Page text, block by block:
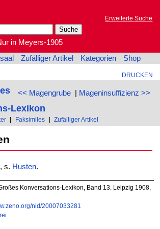
Erweiterte Suche
in Meyers-1905
Zufälliger Artikel Kategorien Shop
DRUCKEN
<< Magengrube| Mageninsuffizienz >>
Lexikon
| Faksimiles | Zufälliger Artikel
, s. Husten.
Konversations-Lexikon, Band 13. Leipzig 1908,
nid/20007033281